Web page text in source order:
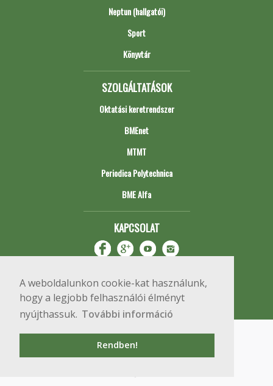
A weboldalunkon cookie-kat használunk,
hogy a legjobb felhasználói élményt
nyújthassuk. További információ
Rendben!
Neptun (hallgatói)
Sport
Könyvtár
SZOLGÁLTATÁSOK
Oktatási keretrendszer
BMEnet
MTMT
Periodica Polytechnica
BME Alfa
KAPCSOLAT
Copyright © 2020 BME Építőmérnöki Kar
1111 Budapest, Műegyetem rkp. 3.